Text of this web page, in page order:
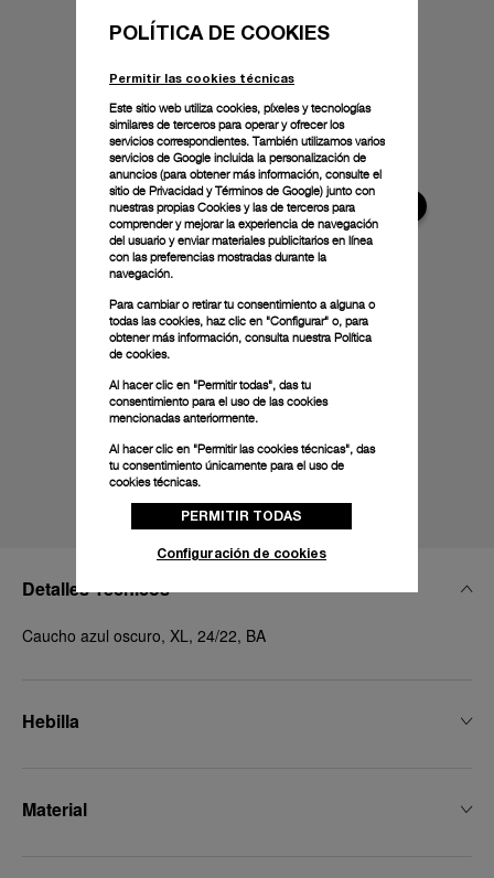
Detalles Técnicos
Caucho azul oscuro, XL, 24/22, BA
Hebilla
Material
POLÍTICA DE COOKIES
Permitir las cookies técnicas
Este sitio web utiliza cookies, píxeles y tecnologías
similares de terceros para operar y ofrecer los
servicios correspondientes. También utilizamos varios
servicios de Google incluida la personalización de
anuncios (para obtener más información, consulte el
sitio de Privacidad y Términos de Google) junto con
nuestras propias Cookies y las de terceros para
comprender y mejorar la experiencia de navegación
del usuario y enviar materiales publicitarios en línea
con las preferencias mostradas durante la
navegación.
Para cambiar o retirar tu consentimiento a alguna o
todas las cookies, haz clic en "Configurar" o, para
obtener más información, consulta nuestra Política
de cookies.
Al hacer clic en "Permitir todas", das tu
consentimiento para el uso de las cookies
mencionadas anteriormente.
Al hacer clic en "Permitir las cookies técnicas", das
tu consentimiento únicamente para el uso de
cookies técnicas.
PERMITIR TODAS
Configuración de cookies